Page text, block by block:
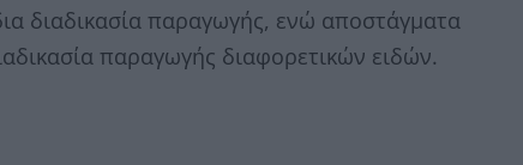
διαδικασία παραγωγής, ενώ αποστάγματα
παραγωγής διαφορετικών ειδών.